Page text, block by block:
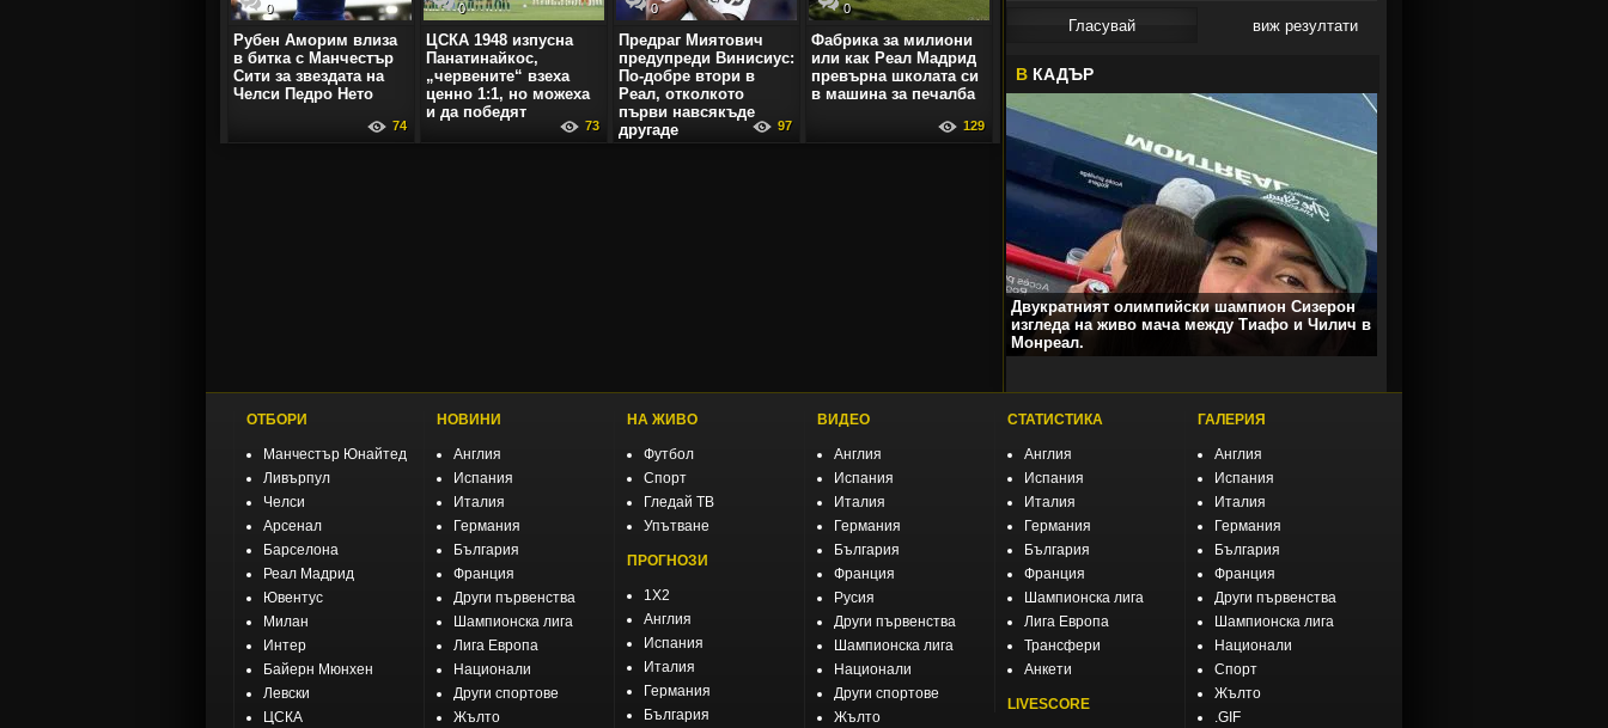
0
Рубен Аморим влиза
в битка с Манчестър
Сити за звездата на
Челси Педро Нето
74
0
ЦСКА 1948 изпусна
Панатинайкос,
„червените“ взеха
ценно 1:1, но можеха
и да победят
73
0
Предраг Миятович
предупреди Винисиус:
По-добре втори в
Реал, отколкото
първи навсякъде
другаде
97
0
Фабрика за милиони
или как Реал Мадрид
превърна школата си
в машина за печалба
129
виж резултати
В КАДЪР
Двукратният олимпийски шампион Сизерон
изгледа на живо мача между Тиафо и Чилич в
Монреал.
ОТБОРИ
Манчестър Юнайтед
Ливърпул
Челси
Арсенал
Барселона
Реал Мадрид
Ювентус
Милан
Интер
Байерн Мюнхен
Левски
ЦСКА
НОВИНИ
Англия
Испания
Италия
Германия
България
Франция
Други първенства
Шампионска лига
Лига Европа
Национали
Други спортове
Жълто
НА ЖИВО
Футбол
Спорт
Гледай ТВ
Упътване
ПРОГНОЗИ
1X2
Англия
Испания
Италия
Германия
България
ВИДЕО
Англия
Испания
Италия
Германия
България
Франция
Русия
Други първенства
Шампионска лига
Национали
Други спортове
Жълто
СТАТИСТИКА
Англия
Испания
Италия
Германия
България
Франция
Шампионска лига
Лига Европа
Трансфери
Анкети
LIVESCORE
ГАЛЕРИЯ
Англия
Испания
Италия
Германия
България
Франция
Други първенства
Шампионска лига
Национали
Спорт
Жълто
.GIF